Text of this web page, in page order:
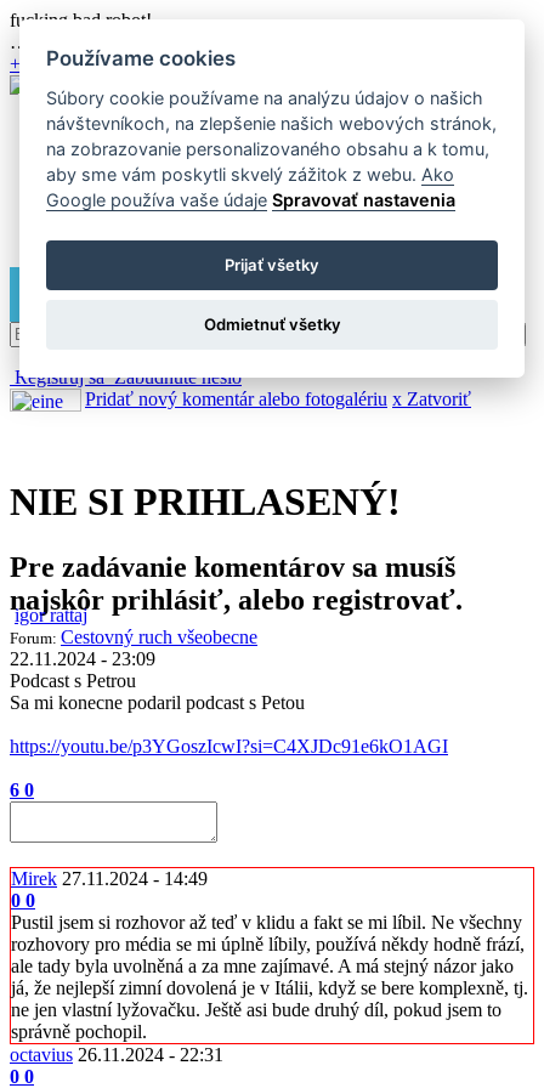
fucking bad robot!
…loading …
+
Témy diskusie
O nás
Info
Podmienky
Facebook
Počasie
Registruj saZabudnuté heslo
Pridať nový komentár alebo fotogalériu x Zatvoriť
NIE SI PRIHLASENÝ!
Pre zadávanie komentárov sa musíš
najskôr prihlásiť, alebo registrovať.
igor rattaj
Forum: Cestovný ruch všeobecne
22.11.2024 - 23:09
Podcast s Petrou
Sa mi konecne podaril podcast s Petou
https://youtu.be/p3YGoszIcwI?si=C4XJDc91e6kO1AGI
6 0
Mirek 27.11.2024 - 14:49
0 0
Pustil jsem si rozhovor až teď v klidu a fakt se mi líbil. Ne všechny
rozhovory pro média se mi úplně líbily, používá někdy hodně frází,
ale tady byla uvolněná a za mne zajímavé. A má stejný názor jako
já, že nejlepší zimní dovolená je v Itálii, když se bere komplexně, tj.
ne jen vlastní lyžovačku. Ještě asi bude druhý díl, pokud jsem to
správně pochopil.
octavius 26.11.2024 - 22:31
0 0
Používame cookies
Súbory cookie používame na analýzu údajov o našich
návštevníkoch, na zlepšenie našich webových stránok,
na zobrazovanie personalizovaného obsahu a k tomu,
aby sme vám poskytli skvelý zážitok z webu. Ako
Google používa vaše údaje Spravovať nastavenia
Prijať všetky
Odmietnuť všetky